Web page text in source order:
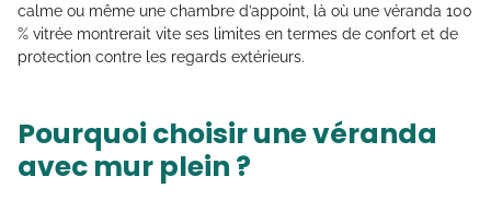
calme ou même une chambre d’appoint, là où une véranda 100
% vitrée montrerait vite ses limites en termes de confort et de
protection contre les regards extérieurs.
Pourquoi choisir une véranda
avec mur plein ?